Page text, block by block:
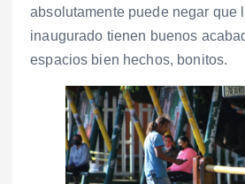
absolutamente puede negar que
inaugurado tienen buenos
espacios bien hechos, bonitos.